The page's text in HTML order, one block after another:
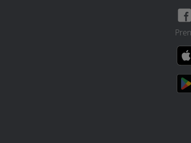
Parketarstvo -
Snemanje poroke -
Financiranje -